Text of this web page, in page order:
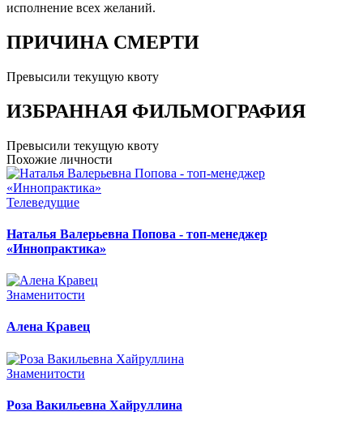
исполнение всех желаний.
ПРИЧИНА СМЕРТИ
Превысили текущую квоту
ИЗБРАННАЯ ФИЛЬМОГРАФИЯ
Превысили текущую квоту
Похожие личности
Телеведущие
Наталья Валерьевна Попова - топ-менеджер
«Иннопрактика»
Знаменитости
Алена Кравец
Знаменитости
Роза Вакильевна Хайруллина